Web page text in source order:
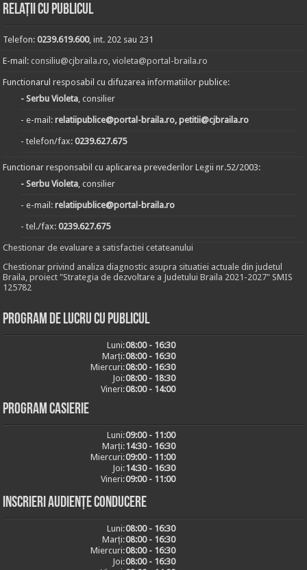
Relații cu publicul
Telefon:0239.619.600, int. 202 sau 231
E-mail:consiliu@cjbraila.ro,violeta@portal-braila.ro
Functionarul resposabil cu difuzarea informatiilor publice:
- Serbu Violeta, consilier
- e-mail:relatiipublice@portal-braila.ro, petitii@cjbraila.ro
- telefon/fax:0239.627.675
Functionar responsabil cu aplicarea prevederilor Legii nr.52/2003:
- Serbu Violeta, consilier
- e-mail:relatiipublice@portal-braila.ro
- tel./fax:0239.627.675
Chestionar de evaluare a satisfactiei cetateanului
Chestionar privind analiza diagnostic asupra situatiei actuale din judetul
Braila, proiect "Strategia de dezvoltare a Judetului Braila 2021-2027" SMIS
125782
Program de lucru cu publicul
Luni:08:00 - 16:30
Marți:08:00 - 16:30
Miercuri:08:00 - 16:30
Joi:08:00 - 18:30
Vineri:08:00 - 14:00
Program casierie
Luni:09:00 - 11:00
Marți:14:30 - 16:30
Miercuri:09:00 - 11:00
Joi:14:30 - 16:30
Vineri:09:00 - 11:00
Inscrieri audiențe conducere
Luni:08:00 - 16:30
Marți:08:00 - 16:30
Miercuri:08:00 - 16:30
Joi:08:00 - 16:30